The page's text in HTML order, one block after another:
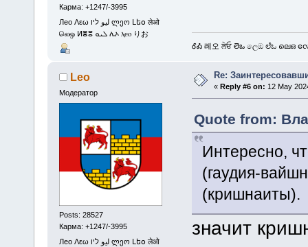
Карма: +1247/-3995
Лео Λεω ليو ליו ლეო Լեօ लेओ
லெஒ ⵍⴻⵓ ܠܝܘ ሌኦ ⲗⲉⲟ りお
ᎴᎣ 레오 ਲੇਓ లెఒ ලෙඔ ಲೆಒ ലെഒ လ
Leo
Модератор
Posts: 28527
Карма: +1247/-3995
Лео Λεω ليو ליו ლეო Լեօ लेओ
Re:
«Reply #6 on: 12 May
Quote from:
Интересно,
(гаудия-
(кришнаиты).
значит